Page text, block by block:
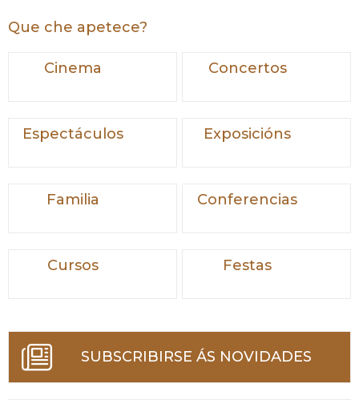
Que che apetece?
Cinema Concertos
Espectáculos Exposicións
Familia Conferencias
Cursos Festas
SUBSCRIBIRSE ÁS NOVIDADES